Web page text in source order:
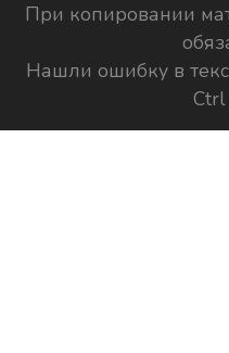
При копировании
Нашли ошибку в
Ctrl